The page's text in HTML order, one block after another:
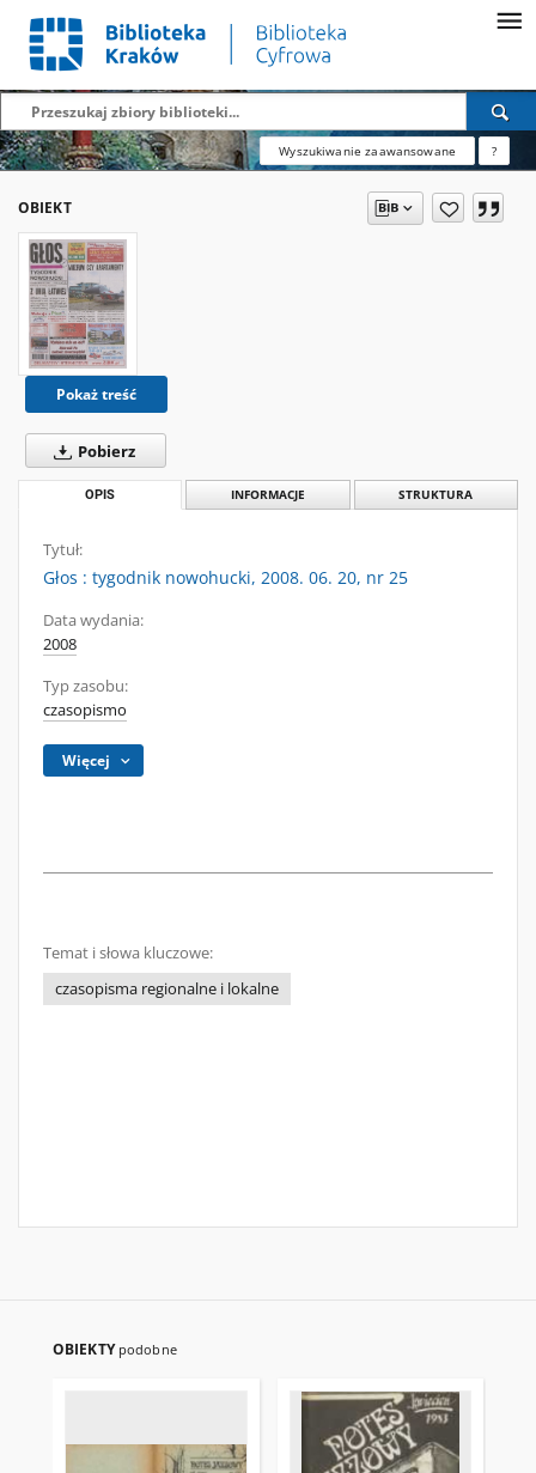
Wyszukiwanie zaawansowane ?
OBIEKT
Pokaż treść
Pobierz
OPIS INFORMACJE STRUKTURA
Tytuł:
Głos : tygodnik nowohucki, 2008. 06. 20, nr 25
Data wydania:
2008
Typ zasobu:
czasopismo
Więcej
Temat i słowa kluczowe:
czasopisma regionalne i lokalne
OBIEKTY podobne